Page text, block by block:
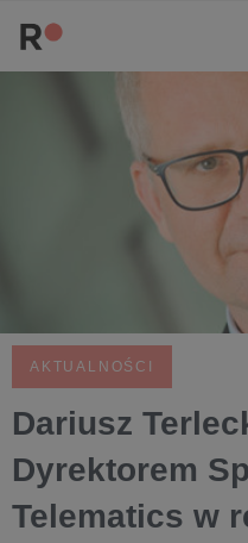
AKTUALNOŚCI
Dariusz
Dyrektorem
Telematics w